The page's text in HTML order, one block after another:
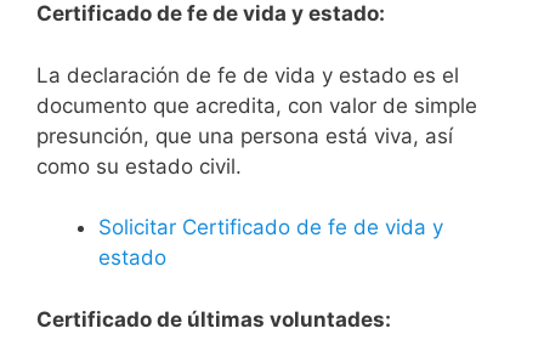
Certificado de fe de vida y estado:
La declaración de fe de vida y estado es el
documento que acredita, con valor de simple
presunción, que una persona está viva, así
como su estado civil.
Solicitar Certificado de fe de vida y
estado
Certificado de últimas voluntades: